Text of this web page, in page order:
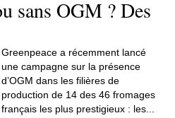
sans OGM ? Des
Greenpeace a récemment lancé
une campagne sur la présence
d’OGM dans les filières de
production de 14 des 46 fromages
français les plus prestigieux : les...